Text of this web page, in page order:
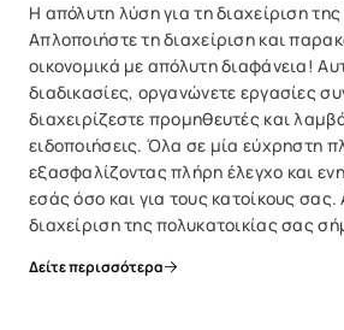
Η απόλυτη λύση για τη διαχείριση
Απλοποιήστε τη διαχείριση και
οικονομικά με απόλυτη διαφάνεια!
διαδικασίες, οργανώνετε εργασίες
διαχειρίζεστε προμηθευτές και
ειδοποιήσεις. Όλα σε μία εύχρηστη
εξασφαλίζοντας πλήρη έλεγχο και
εσάς όσο και για τους κατοίκους
διαχείριση της πολυκατοικίας σας
Δείτε περισσότερα